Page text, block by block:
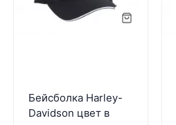
Бейсболка Harley-
Davidson цвет в